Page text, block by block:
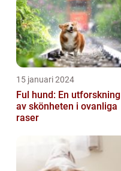
15 januari 2024
Ful hund: En utforskning
av skönheten i ovanliga
raser